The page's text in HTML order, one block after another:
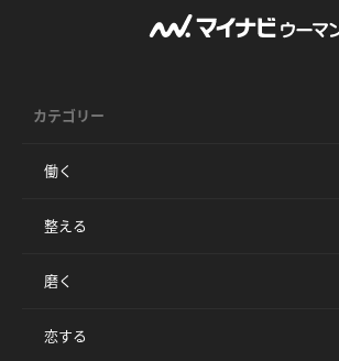
カテゴリー
働く
整える
磨く
恋する